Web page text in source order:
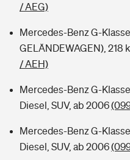
/ AEG)
Mercedes-Benz G-
GELÄNDEWAGEN), 218
/ AEH)
Mercedes-Benz G-
Diesel, SUV, ab 2006
Mercedes-Benz G-
Diesel, SUV, ab 2006